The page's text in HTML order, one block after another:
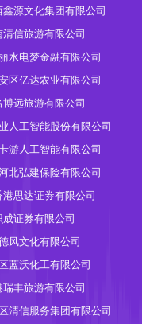
鑫源文化集团有限公司
清信旅游有限公司
水电梦金融有限公司
区亿达农业有限公司
博远旅游有限公司
人工智能股份有限公司
游人工智能有限公司
北弘建保险有限公司
港思达证券有限公司
成证券有限公司
风文化有限公司
蓝沃化工有限公司
瑞丰旅游有限公司
清信服务集团有限公司